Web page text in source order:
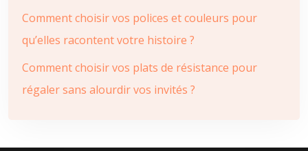
Comment choisir vos polices et couleurs pour
qu’elles racontent votre histoire ?
Comment choisir vos plats de résistance pour
régaler sans alourdir vos invités ?